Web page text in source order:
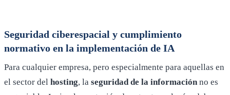
Seguridad ciberespacial y cumplimiento
normativo en la implementación de IA
Para cualquier empresa, pero especialmente para aquellas en
el sector del hosting, la seguridad de la información no es